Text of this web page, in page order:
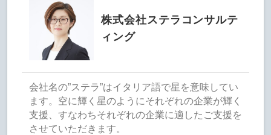
株式会社ステラコンサルテ
ィング
会社名の”ステラ”はイタリア語で星を意味してい
ます。空に輝く星のようにそれぞれの企業が輝く
支援、すなわちそれぞれの企業に適したご支援を
させていただきます。